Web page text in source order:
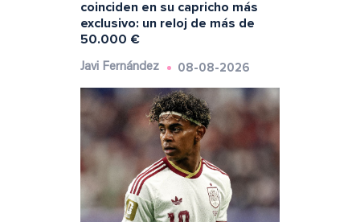
coinciden en su capricho más
exclusivo: un reloj de más de
50.000 €
Javi Fernández 08-08-2026